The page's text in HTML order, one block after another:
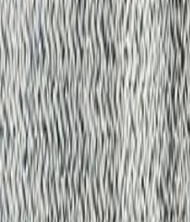
ECOS/LX-1700 SURF
品番:
LX-1711
ブランド:
SUMINOE
メーカー: